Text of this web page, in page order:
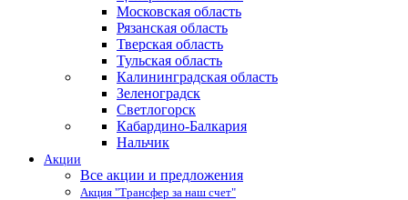
Московская область
Рязанская область
Тверская область
Тульская область
Калининградская область
Зеленоградск
Светлогорск
Кабардино-Балкария
Нальчик
Акции
Все акции и предложения
Акция "Трансфер за наш счет"